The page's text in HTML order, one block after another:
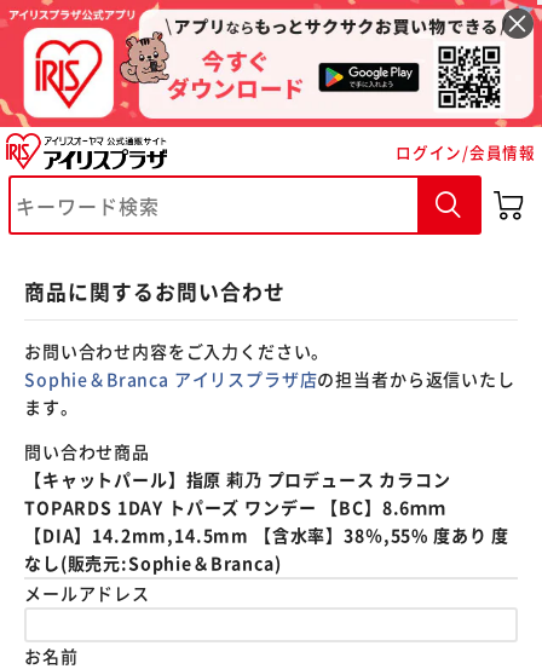
ログイン/会員情報
商品に関するお問い合わせ
お問い合わせ内容をご入力ください。
Sophie＆Branca アイリスプラザ店の担当者から返信いたし
ます。
問い合わせ商品
【キャットパール】指原 莉乃 プロデュース カラコン
TOPARDS 1DAY トパーズ ワンデー 【BC】8.6ｍｍ
【DIA】14.2mm,14.5mm 【含水率】38％,55% 度あり 度
なし(販売元:Sophie＆Branca)
メールアドレス
お名前
※ご確認ください
カートに入れる